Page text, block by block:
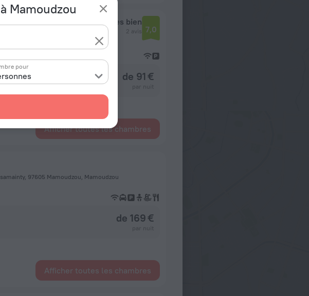
Mamoudzou
pour
Très bien
2 avis 7,0
de 91 €
Afficher toutes les chambres
97605 Mamoudzou, Mamoudzou
de 169 €
Afficher toutes les chambres